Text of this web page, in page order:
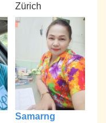
Zürich
Samarng